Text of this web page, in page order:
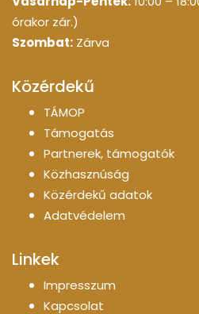
órakor zár.)
Szombat: Zárva
Közérdekű
TÁMOP
Támogatás
Partnerek, támogatók
Közhasznúság
Közérdekű adatok
Adatvédelem
Linkek
Impresszum
Kapcsolat